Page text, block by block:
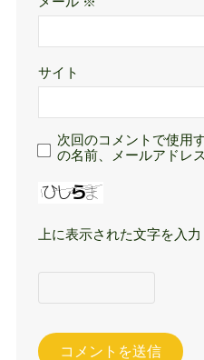
サイト
次回のコメントで使用
の名前、メールアドレ
上に表示された文字を入力